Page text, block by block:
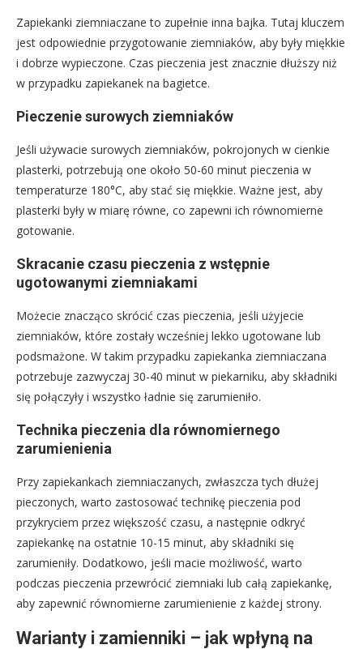
Zapiekanki ziemniaczane to zupełnie inna bajka. Tutaj kluczem
jest odpowiednie przygotowanie ziemniaków, aby były miękkie
i dobrze wypieczone. Czas pieczenia jest znacznie dłuższy niż
w przypadku zapiekanek na bagietce.
Pieczenie surowych ziemniaków
Jeśli używacie surowych ziemniaków, pokrojonych w cienkie
plasterki, potrzebują one około 50-60 minut pieczenia w
temperaturze 180°C, aby stać się miękkie. Ważne jest, aby
plasterki były w miarę równe, co zapewni ich równomierne
gotowanie.
Skracanie czasu pieczenia z wstępnie
ugotowanymi ziemniakami
Możecie znacząco skrócić czas pieczenia, jeśli użyjecie
ziemniaków, które zostały wcześniej lekko ugotowane lub
podsmażone. W takim przypadku zapiekanka ziemniaczana
potrzebuje zazwyczaj 30-40 minut w piekarniku, aby składniki
się połączyły i wszystko ładnie się zarumieniło.
Technika pieczenia dla równomiernego
zarumienienia
Przy zapiekankach ziemniaczanych, zwłaszcza tych dłużej
pieczonych, warto zastosować technikę pieczenia pod
przykryciem przez większość czasu, a następnie odkryć
zapiekankę na ostatnie 10-15 minut, aby składniki się
zarumieniły. Dodatkowo, jeśli macie możliwość, warto
podczas pieczenia przewrócić ziemniaki lub całą zapiekankę,
aby zapewnić równomierne zarumienienie z każdej strony.
Warianty i zamienniki – jak wpłyną na